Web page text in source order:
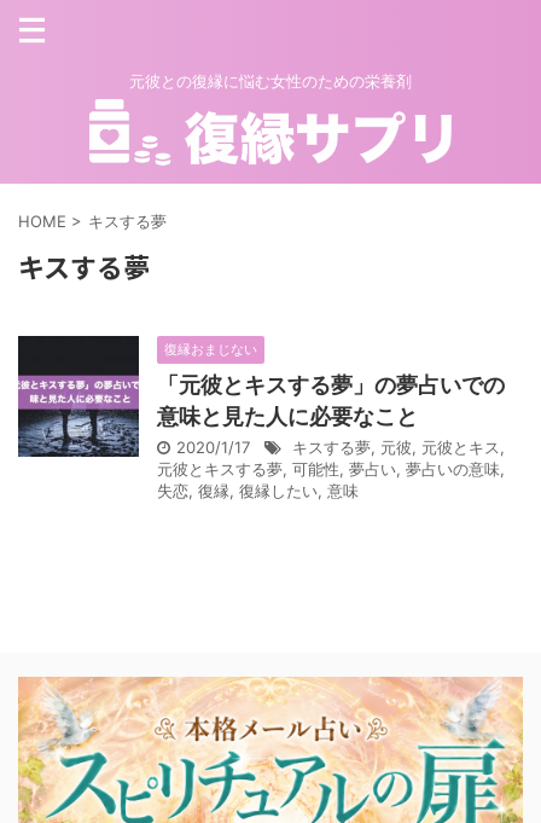
元彼との復縁に悩む女性のための栄養剤
HOME > キスする夢
キスする夢
復縁おまじない
「元彼とキスする夢」の夢占いでの
意味と見た人に必要なこと
2020/1/17 キスする夢, 元彼, 元彼とキス,
元彼とキスする夢, 可能性, 夢占い, 夢占いの意味,
失恋, 復縁, 復縁したい, 意味